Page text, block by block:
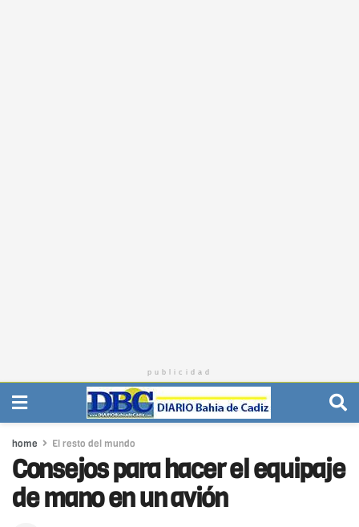
publicidad
home El resto del mundo
Consejos para hacer el equipaje
de mano en un avión